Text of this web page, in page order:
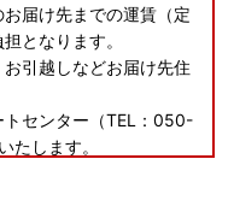
届け先までの運賃（定
となります。
引越しなどお届け先住
トセンター（TEL：050-
します。